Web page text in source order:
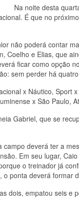
Na noite desta
É que no
não poderá contar
Coelho e Elias, que
ficar como opção
sem perder há
x Náutico, Sport
x São Paulo,
Gabriel, que se
deverá ter a
Em seu lugar,
o treinador já
ponta deverá formar
dois, empatou seis e